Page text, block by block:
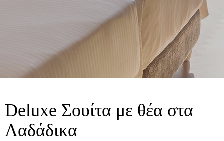
Deluxe Σουίτα με θέα στα
Λαδάδικα